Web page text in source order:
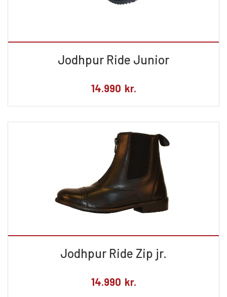
Jodhpur Ride Junior
14.990 kr.
Jodhpur Ride Zip jr.
14.990 kr.